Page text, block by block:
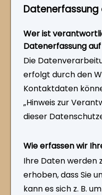
Wer ist
Datenerfassung
Die
erfolgt durch den
Kontaktdaten
„Hinweis zur
dieser
Wie erfassen wir
Ihre Daten werden
erhoben, dass Sie
kann es sich z. B.